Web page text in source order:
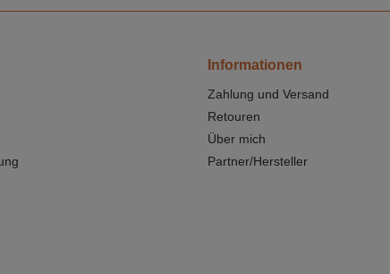
Informationen
Zahlung und Versand
Retouren
Über mich
Partner/Hersteller